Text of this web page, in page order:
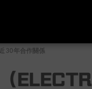
30 年合作關係